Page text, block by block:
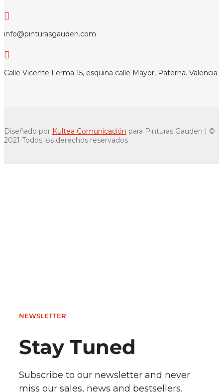

info@pinturasgauden.com

Calle Vicente Lerma 15, esquina calle Mayor, Paterna. Valencia
Diseñado por Kultea Comunicación para Pinturas Gauden | ©
2021 Todos los derechos reservados
NEWSLETTER
Stay Tuned
Subscribe to our newsletter and never
miss our sales, news and bestsellers.